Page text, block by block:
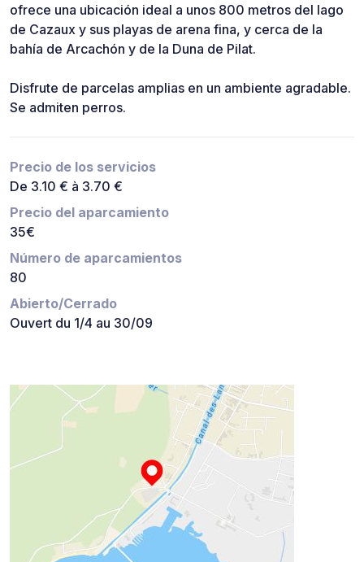
ofrece una ubicación ideal a unos 800 metros del lago
de Cazaux y sus playas de arena fina, y cerca de la
bahía de Arcachón y de la Duna de Pilat.
Disfrute de parcelas amplias en un ambiente agradable.
Se admiten perros.
Precio de los servicios
De 3.10 € à 3.70 €
Precio del aparcamiento
35€
Número de aparcamientos
80
Abierto/Cerrado
Ouvert du 1/4 au 30/09